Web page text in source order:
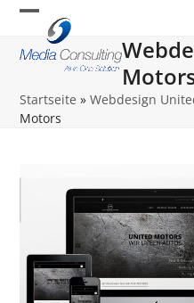
Skip
content
Open
mobile
menu
Close
mobile
menu
Startseite »Webdesign
Motors